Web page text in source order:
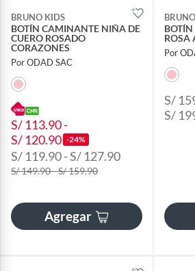
BRUNO KIDS
BOTÍN CAMINANTE NIÑA DE
CUERO ROSADO
CORAZONES
Por ODAD SAC
S/ 113.90 -
S/ 120.90 -24%
S/ 119.90 - S/ 127.90
S/ 149.90 - S/ 159.90
Agregar
ROSA
Por
S/
S/